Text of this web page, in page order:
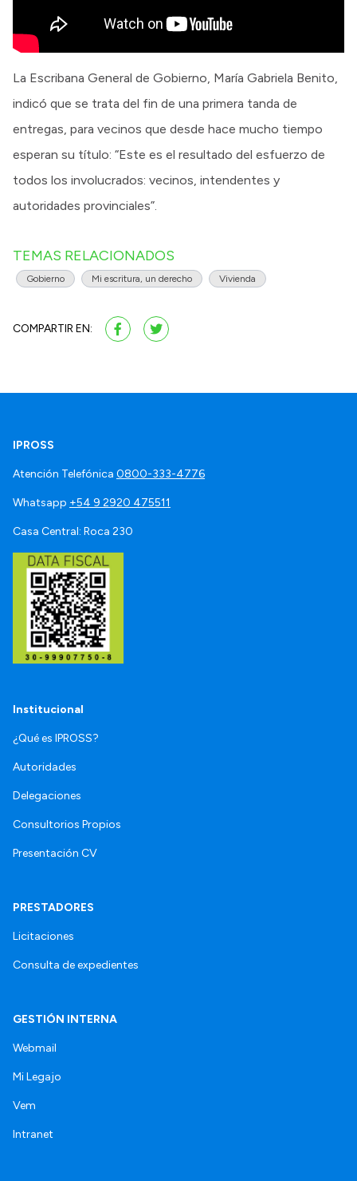
La Escribana General de Gobierno, María Gabriela Benito,
indicó que se trata del fin de una primera tanda de
entregas, para vecinos que desde hace mucho tiempo
esperan su título: “Este es el resultado del esfuerzo de
todos los involucrados: vecinos, intendentes y
autoridades provinciales”.
TEMAS RELACIONADOS
Gobierno Mi escritura, un derecho Vivienda
COMPARTIR EN:
IPROSS
Atención Telefónica 0800-333-4776
Whatsapp +54 9 2920 475511
Casa Central: Roca 230
Institucional
¿Qué es IPROSS?
Autoridades
Delegaciones
Consultorios Propios
Presentación CV
PRESTADORES
Licitaciones
Consulta de expedientes
GESTIÓN INTERNA
Webmail
Mi Legajo
Vem
Intranet